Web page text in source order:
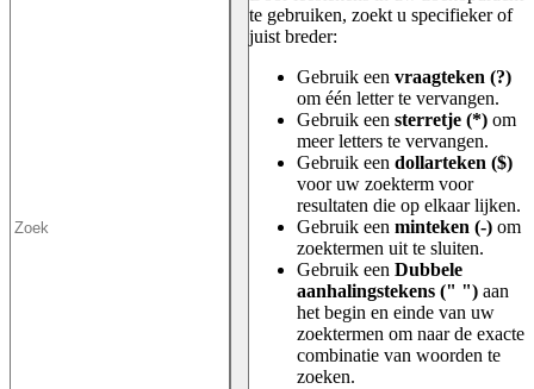
te gebruiken, zoekt u specifieker of
juist breder:
Gebruik een vraagteken (?)
om één letter te vervangen.
Gebruik een sterretje (*) om
meer letters te vervangen.
Gebruik een dollarteken ($)
voor uw zoekterm voor
resultaten die op elkaar lijken.
Gebruik een minteken (-) om
zoektermen uit te sluiten.
Gebruik een Dubbele
aanhalingstekens (" ") aan
het begin en einde van uw
zoektermen om naar de exacte
combinatie van woorden te
zoeken.